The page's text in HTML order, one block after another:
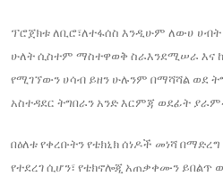
ፕሮጀክቱ ለቢሮ፣ለተፋሰስ እንዲሁም ለውሀ ሀብት
ሁለት ሲስተም ማስተዋወቅ ስራእንደሚሠራ እና
የሚገኘውን ሀሳብ ይዘን ሁሉንም በማሻሻል ወደ
አስተዳደር ትግበራን አንድ እርምጃ ወደፊት
በዕለቱ የቀረቡትን የቴክኒክ ሰነዶች መነሻ
የተደረገ ሲሆን፣ የቴክኖሎጂ አጠቃቀሙን